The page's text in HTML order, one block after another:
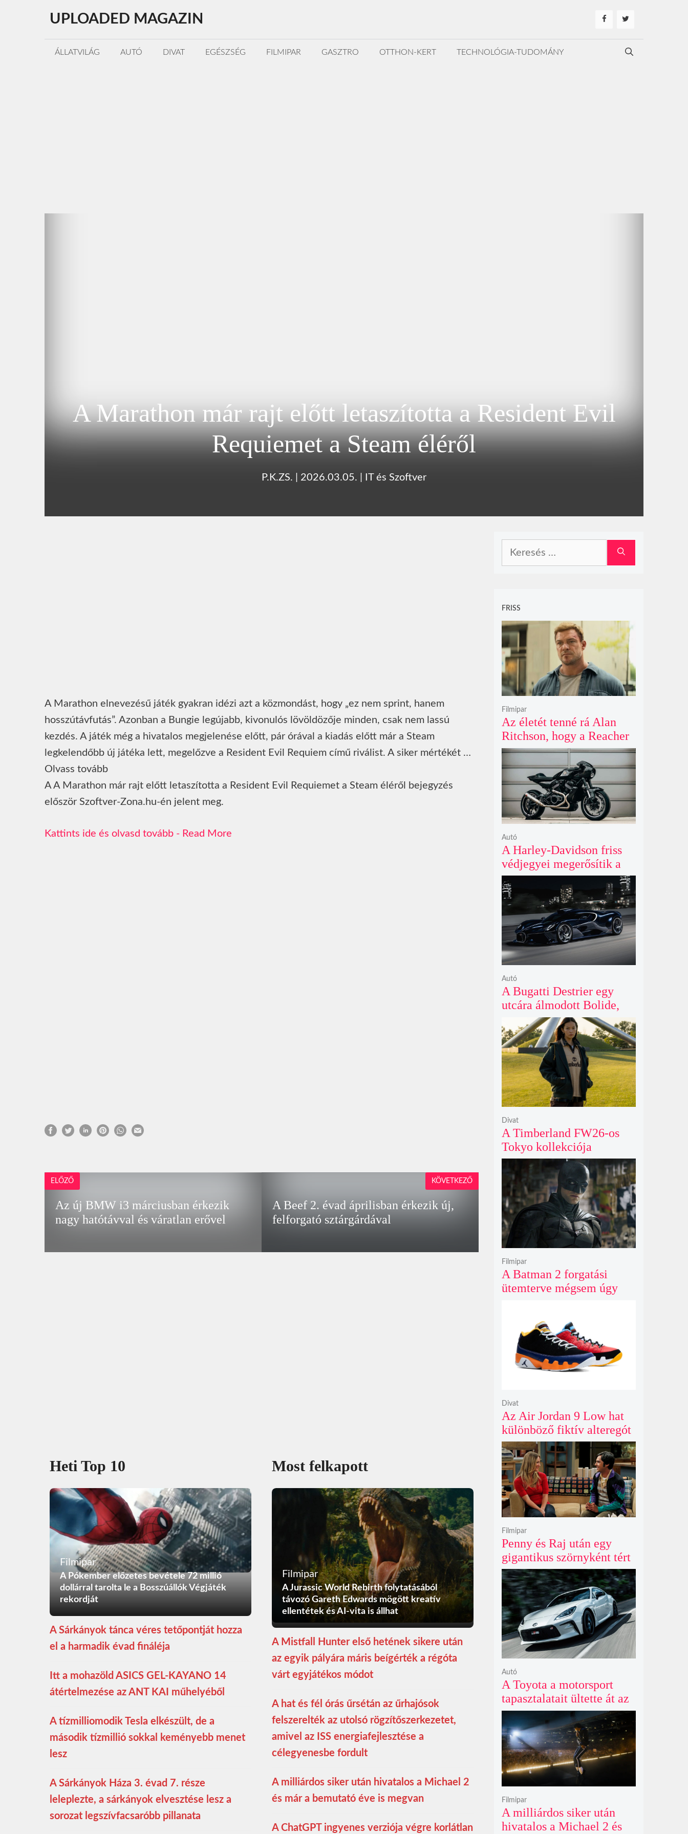
tartalomba
UPLOADED MAGAZIN
ÁLLATVILÁG AUTÓ DIVAT EGÉSZSÉG FILMIPAR GASZTRO OTTHON-KERT TECHNOLÓGIA-TUDOMÁNY
A Marathon már rajt előtt letaszította a Resident Evil
Requiemet a Steam éléről
P.K.ZS. 2026.03.05. IT és Szoftver
A Marathon elnevezésű játék gyakran idézi azt a közmondást, hogy „ez nem sprint, hanem
hosszútávfutás”. Azonban a Bungie legújabb, kivonulós lövöldözője minden, csak nem lassú
kezdés. A játék még a hivatalos megjelenése előtt, pár órával a kiadás előtt már a Steam
legkelendőbb új játéka lett, megelőzve a Resident Evil Requiem című riválist. A siker mértékét …
Olvass tovább
A A Marathon már rajt előtt letaszította a Resident Evil Requiemet a Steam éléről bejegyzés
először Szoftver-Zona.hu-én jelent meg.
Read More
ELŐZŐ
Az új BMW i3 márciusban érkezik
nagy hatótávval és váratlan erővel
A Beef 2. évad áprilisban érkezik új,
felforgató sztárgárdával
KÖVETKEZŐ
Heti Top 10
Filmipar
A Pókember előzetes bevétele 72 millió
dollárral tarolta le a Bosszúállók Végjáték
rekordját
A Sárkányok tánca véres tetőpontját hozza
el a harmadik évad fináléja
Itt a mohazöld ASICS GEL-KAYANO 14
átértelmezése az ANT KAI műhelyéből
A tízmilliomodik Tesla elkészült, de a
második tízmillió sokkal keményebb menet
lesz
A Sárkányok Háza 3. évad 7. része
leleplezte, a sárkányok elvesztése lesz a
sorozat legszívfacsaróbb pillanata
Most felkapott
Filmipar
A Jurassic World Rebirth folytatásából
távozó Gareth Edwards mögött kreatív
ellentétek és AI-vita is állhat
A Mistfall Hunter első hetének sikere után
az egyik pályára máris beígérték a régóta
várt egyjátékos módot
A hat és fél órás űrsétán az űrhajósok
felszerelték az utolsó rögzítőszerkezetet,
amivel az ISS energiafejlesztése a
célegyenesbe fordult
A milliárdos siker után hivatalos a Michael 2
és már a bemutató éve is megvan
A ChatGPT ingyenes verziója végre korlátlan
FRISS
Az életét tenné rá Alan
Ritchson, hogy a Reacher
negyedik évada mindent
felülmúl
Filmipar
A Harley-Davidson friss
védjegyei megerősítik a
lenyűgöző café racer és
flat tracker szériagyártását
Autó
A Bugatti Destrier egy
utcára álmodott Bolide,
ami a pályaautók
brutalitását öltözteti
egyedi karosszériába
Autó
A Timberland FW26-os
Tokyo kollekciója
flanellel, kordbársonnyal
és bőrrel gondolja újra az
időtlen örökséget
Divat
A Batman 2 forgatási
ütemterve mégsem úgy
Filmipar
Az Air Jordan 9 Low hat
különböző fiktív alteregót
gyúr egyetlen őrült
dizájnba
Divat
Penny és Raj után egy
gigantikus szörnyként tért
vissza valaki az
Agymenők legújabb spin-
offjában
Filmipar
A Toyota a motorsport
tapasztalatait ültette át az
új GR86 vezethetőségébe
és biztonságába
Autó
A milliárdos siker után
hivatalos a Michael 2 és
Filmipar